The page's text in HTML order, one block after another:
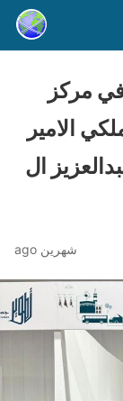
مركز
الامير
ال
شهرين ago